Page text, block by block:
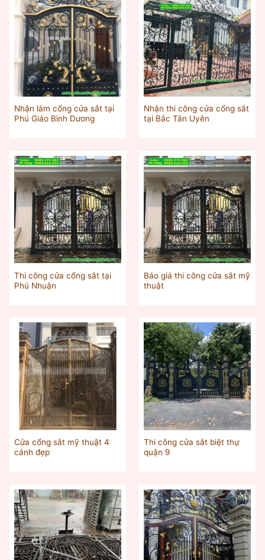
Nhận làm cổng cửa sắt tại
Phú Giáo Bình Dương
Nhận thi công cửa cổng sắt
tại Bắc Tân Uyên
Thi công cửa cổng sắt tại
Phú Nhuận
Báo giá thi công cửa sắt mỹ
thuật
Cửa cổng sắt mỹ thuật 4
cánh đẹp
Thi công cửa sắt biệt thự
quận 9